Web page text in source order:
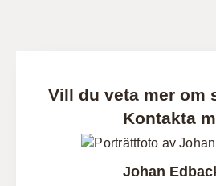
Vill du veta mer om
Kontakta
Johan